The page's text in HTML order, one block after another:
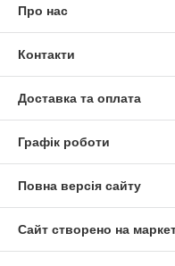
Про нас
Контакти
Доставка та оплата
Графік роботи
Повна версія сайту
Сайт створено на